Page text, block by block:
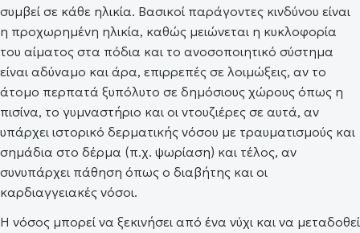
συμβεί σε κάθε ηλικία. Βασικοί παράγοντες κινδύνου είναι
η προχωρημένη ηλικία, καθώς μειώνεται η κυκλοφορία
του αίματος στα πόδια και το ανοσοποιητικό σύστημα
είναι αδύναμο και άρα, επιρρεπές σε λοιμώξεις, αν το
άτομο περπατά ξυπόλυτο σε δημόσιους χώρους όπως η
πισίνα, το γυμναστήριο και οι ντουζιέρες σε αυτά, αν
υπάρχει ιστορικό δερματικής νόσου με τραυματισμούς και
σημάδια στο δέρμα (π.χ. ψωρίαση) και τέλος, αν
συνυπάρχει πάθηση όπως ο διαβήτης και οι
καρδιαγγειακές νόσοι.
Η νόσος μπορεί να ξεκινήσει από ένα νύχι και να μεταδοθεί